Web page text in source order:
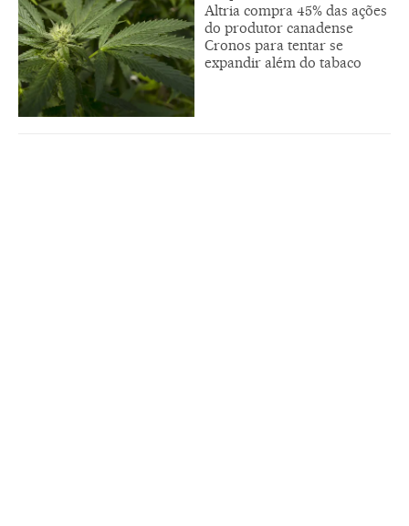
Altria compra 45% das ações
do produtor canadense
Cronos para tentar se
expandir além do tabaco